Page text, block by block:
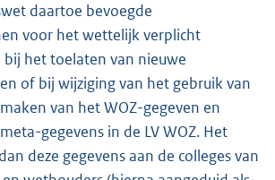
daartoe bevoegde
voor het wettelijk verplicht
bij het toelaten van nieuwe
of bij wijziging van het gebruik van
van het WOZ-gegeven en
gegevens in de LV WOZ. Het
deze gegevens aan de colleges van